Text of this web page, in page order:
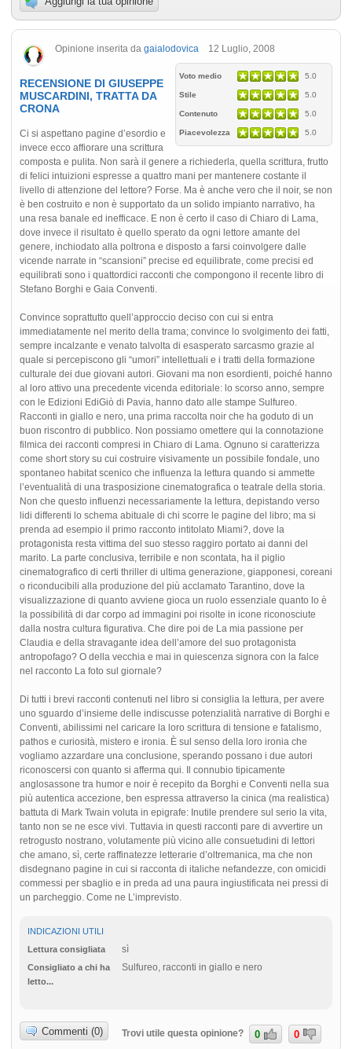
Opinione inserita da gaialodovica 12 Luglio, 2008
Voto medio 5.0
Stile 5.0
Contenuto 5.0
Piacevolezza 5.0
RECENSIONE DI GIUSEPPE
MUSCARDINI, TRATTA DA
CRONA
Ci si aspettano pagine d’esordio e
invece ecco affiorare una scrittura
composta e pulita. Non sarà il genere a richiederla, quella scrittura, frutto
di felici intuizioni espresse a quattro mani per mantenere costante il
livello di attenzione del lettore? Forse. Ma è anche vero che il noir, se non
è ben costruito e non è supportato da un solido impianto narrativo, ha
una resa banale ed inefficace. E non è certo il caso di Chiaro di Lama,
dove invece il risultato è quello sperato da ogni lettore amante del
genere, inchiodato alla poltrona e disposto a farsi coinvolgere dalle
vicende narrate in “scansioni” precise ed equilibrate, come precisi ed
equilibrati sono i quattordici racconti che compongono il recente libro di
Stefano Borghi e Gaia Conventi.
Convince soprattutto quell’approccio deciso con cui si entra
immediatamente nel merito della trama; convince lo svolgimento dei fatti,
sempre incalzante e venato talvolta di esasperato sarcasmo grazie al
quale si percepiscono gli “umori” intellettuali e i tratti della formazione
culturale dei due giovani autori. Giovani ma non esordienti, poiché hanno
al loro attivo una precedente vicenda editoriale: lo scorso anno, sempre
con le Edizioni EdiGiò di Pavia, hanno dato alle stampe Sulfureo.
Racconti in giallo e nero, una prima raccolta noir che ha goduto di un
buon riscontro di pubblico. Non possiamo omettere qui la connotazione
filmica dei racconti compresi in Chiaro di Lama. Ognuno si caratterizza
come short story su cui costruire visivamente un possibile fondale, uno
spontaneo habitat scenico che influenza la lettura quando si ammette
l’eventualità di una trasposizione cinematografica o teatrale della storia.
Non che questo influenzi necessariamente la lettura, depistando verso
lidi differenti lo schema abituale di chi scorre le pagine del libro; ma si
prenda ad esempio il primo racconto intitolato Miami?, dove la
protagonista resta vittima del suo stesso raggiro portato ai danni del
marito. La parte conclusiva, terribile e non scontata, ha il piglio
cinematografico di certi thriller di ultima generazione, giapponesi, coreani
o riconducibili alla produzione del più acclamato Tarantino, dove la
visualizzazione di quanto avviene gioca un ruolo essenziale quanto lo è
la possibilità di dar corpo ad immagini poi risolte in icone riconosciute
dalla nostra cultura figurativa. Che dire poi de La mia passione per
Claudia e della stravagante idea dell’amore del suo protagonista
antropofago? O della vecchia e mai in quiescenza signora con la falce
nel racconto La foto sul giornale?
Di tutti i brevi racconti contenuti nel libro si consiglia la lettura, per avere
uno sguardo d’insieme delle indiscusse potenzialità narrative di Borghi e
Conventi, abilissimi nel caricare la loro scrittura di tensione e fatalismo,
pathos e curiosità, mistero e ironia. È sul senso della loro ironia che
vogliamo azzardare una conclusione, sperando possano i due autori
riconoscersi con quanto si afferma qui. Il connubio tipicamente
anglosassone tra humor e noir è recepito da Borghi e Conventi nella sua
più autentica accezione, ben espressa attraverso la cinica (ma realistica)
battuta di Mark Twain voluta in epigrafe: Inutile prendere sul serio la vita,
tanto non se ne esce vivi. Tuttavia in questi racconti pare di avvertire un
retrogusto nostrano, volutamente più vicino alle consuetudini di lettori
che amano, sì, certe raffinatezze letterarie d’oltremanica, ma che non
disdegnano pagine in cui si racconta di italiche nefandezze, con omicidi
commessi per sbaglio e in preda ad una paura ingiustificata nei pressi di
un parcheggio. Come ne L’imprevisto.
INDICAZIONI UTILI
Lettura consigliata
sì
Consigliato a chi ha
letto...
Sulfureo, racconti in giallo e nero
Commenti (0) Trovi utile questa opinione? 0 0